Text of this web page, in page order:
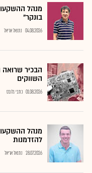
מנהל
בונקר"
04.08.2026 נתנאל אריאל
הבכיר שרואה
השווקים
01.08.2026 כתבי גלובס
מנהל
להזדמנות
28.07.2026 נתנאל אריאל